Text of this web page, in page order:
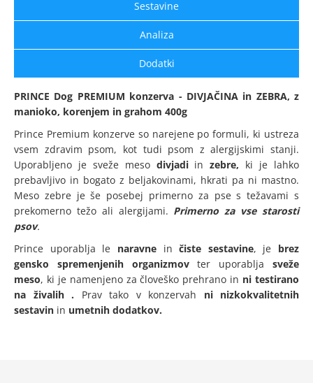
Sestavine
Analiza
Dodatki
PRINCE Dog PREMIUM konzerva - DIVJAČINA in ZEBRA, z
manioko, korenjem in grahom 400g
Prince Premium konzerve so narejene po formuli, ki ustreza
vsem zdravim psom, kot tudi psom z alergijskimi stanji.
Uporabljeno je sveže meso divjadiinzebre, ki je lahko
prebavljivo in bogato z beljakovinami, hkrati pa ni mastno.
Meso zebre je še posebej primerno za pse s težavami s
prekomerno težo ali alergijami. Primerno za vse starosti
psov.
Prince uporablja le naravneinčiste sestavine, je brez
gensko spremenjenih organizmovter uporabljasveže
meso, ki je namenjeno za človeško prehrano in ni testirano
na živalih . Prav tako v konzervah ni nizkokvalitetnih
sestavin in umetnih dodatkov.